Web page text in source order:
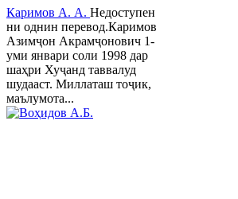
Каримов А. А. Недоступен
ни однин перевод.Каримов
Азимҷон Акрамҷонович 1-
уми январи соли 1998 дар
шаҳри Хуҷанд таввалуд
шудааст. Миллаташ тоҷик,
маълумота...